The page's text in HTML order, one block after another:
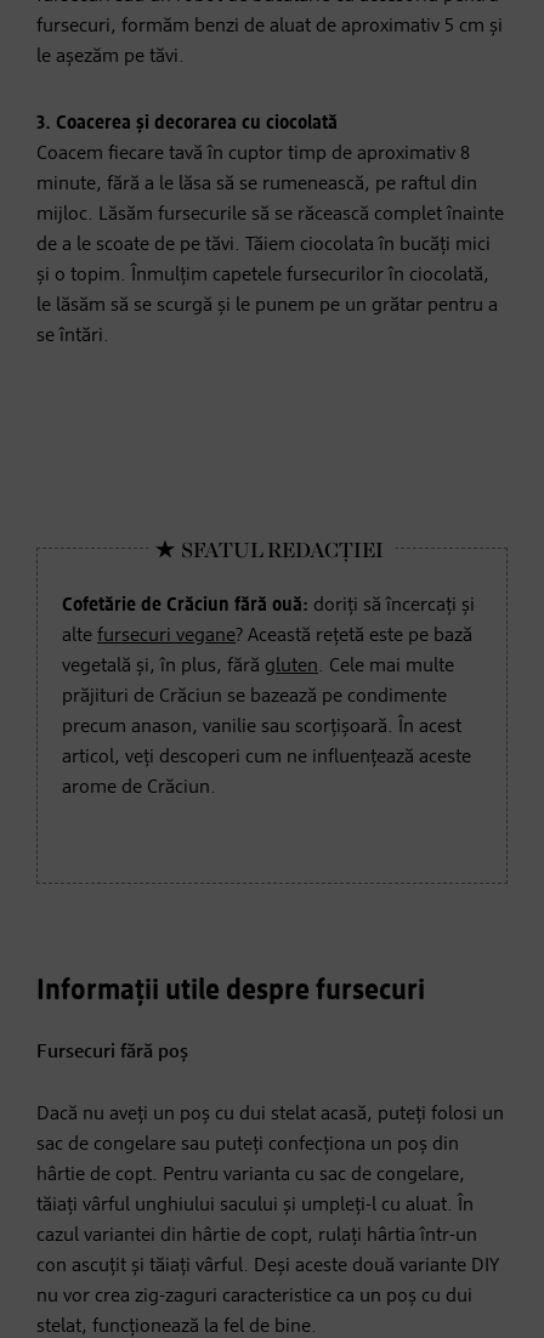
fursecuri, formăm benzi de aluat de aproximativ 5 cm și
le așezăm pe tăvi.
3. Coacerea și decorarea cu ciocolată
Coacem fiecare tavă în cuptor timp de aproximativ 8
minute, fără a le lăsa să se rumenească, pe raftul din
mijloc. Lăsăm fursecurile să se răcească complet înainte
de a le scoate de pe tăvi. Tăiem ciocolata în bucăți mici
și o topim. Înmulțim capetele fursecurilor în ciocolată,
le lăsăm să se scurgă și le punem pe un grătar pentru a
se întări.
Cofetărie de Crăciun fără ouă: doriți să încercați și
alte fursecuri vegane? Această rețetă este pe bază
vegetală și, în plus, fără gluten. Cele mai multe
prăjituri de Crăciun se bazează pe condimente
precum anason, vanilie sau scorțișoară. În acest
articol, veți descoperi cum ne influențează aceste
arome de Crăciun.
Informații utile despre fursecuri
Fursecuri fără poș
Dacă nu aveți un poș cu dui stelat acasă, puteți folosi un
sac de congelare sau puteți confecționa un poș din
hârtie de copt. Pentru varianta cu sac de congelare,
tăiați vârful unghiului sacului și umpleți-l cu aluat. În
cazul variantei din hârtie de copt, rulați hârtia într-un
con ascuțit și tăiați vârful. Deși aceste două variante DIY
nu vor crea zig-zaguri caracteristice ca un poș cu dui
stelat, funcționează la fel de bine.